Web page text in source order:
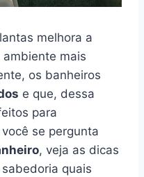
melhora a
mais
os banheiros
e que, dessa
para
se pergunta
, veja as dicas
quais